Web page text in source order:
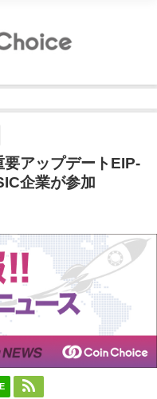
要アップデートEIP-
企業が参加